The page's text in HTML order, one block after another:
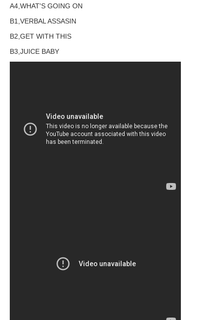
A4,WHAT'S GOING ON
B1,VERBAL ASSASIN
B2,GET WITH THIS
B3,JUICE BABY